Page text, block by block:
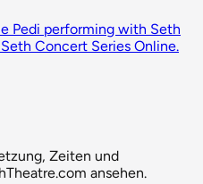
Pedi performing with Seth
Concert Series Online.
Zeiten und
ansehen.